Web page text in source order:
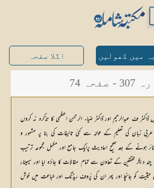
میں کھولیں اگلا صفحہ
74
ف عبدالرحیم اور ڈاکٹر ضیاء الرحمن اعظمی کا تذکرہ نہ کروں
زبان کی تعلیم کے حوالہ سے کئی تالیفات کی بنا پر مشہور و
ہونے کے بعد صحیح احادیث پرایک جامع اور مکمل مجموعہ ترتیب
محققین کے تعاون سے تمام مقالات کا جائزہ لیا اور سیمینار
کو جانچا اور پھر ان کی پُروف ریڈنگ اور طباعت میں خوش